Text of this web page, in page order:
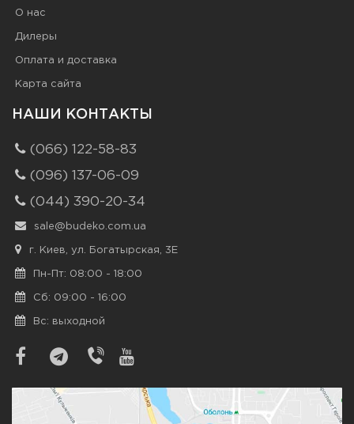
О нас
Дилеры
Оплата и доставка
Карта сайта
НАШИ КОНТАКТЫ
(066) 122-58-83
(096) 137-06-09
(044) 390-20-34
sale@budeko.com.ua
г. Киев, ул. Богатырская, 3Е
Пн-Пт: 08:00 - 18:00
Сб: 09:00 - 16:00
Вс: выходной